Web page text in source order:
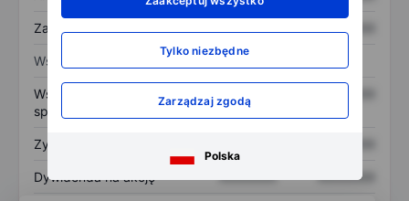
Tylko niezbędne
Zarządzaj zgodą
Polska
Zadłużenie ogółem
Wskaźniki
Współczynnik cena do
sprzedaży
XXXXXXX
Zysk na akcję
Dywidenda na akcję XXXXXXX XXXXXXX